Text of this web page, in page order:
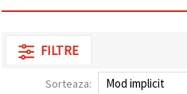
vizitele.
Puteți fi de
FILTRE
Sorteaza: